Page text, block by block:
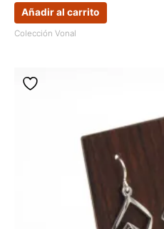
Añadir al carrito
Colección Vonal